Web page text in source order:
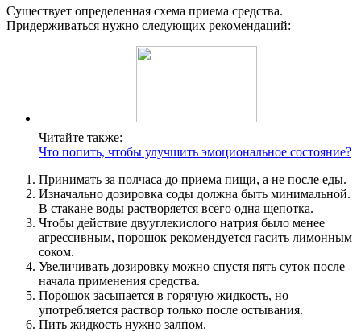
Существует определенная схема приема средства.
Придерживаться нужно следующих рекомендаций:
Читайте также:
Что попить, чтобы улучшить эмоциональное состояние?
Принимать за полчаса до приема пищи, а не после еды.
Изначально дозировка соды должна быть минимальной.
В стакане воды растворяется всего одна щепотка.
Чтобы действие двууглекислого натрия было менее
агрессивным, порошок рекомендуется гасить лимонным
соком.
Увеличивать дозировку можно спустя пять суток после
начала применения средства.
Порошок засыпается в горячую жидкость, но
употребляется раствор только после остывания.
Пить жидкость нужно залпом.